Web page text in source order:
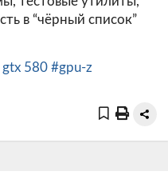
в “чёрный список”
580 #gpu-z